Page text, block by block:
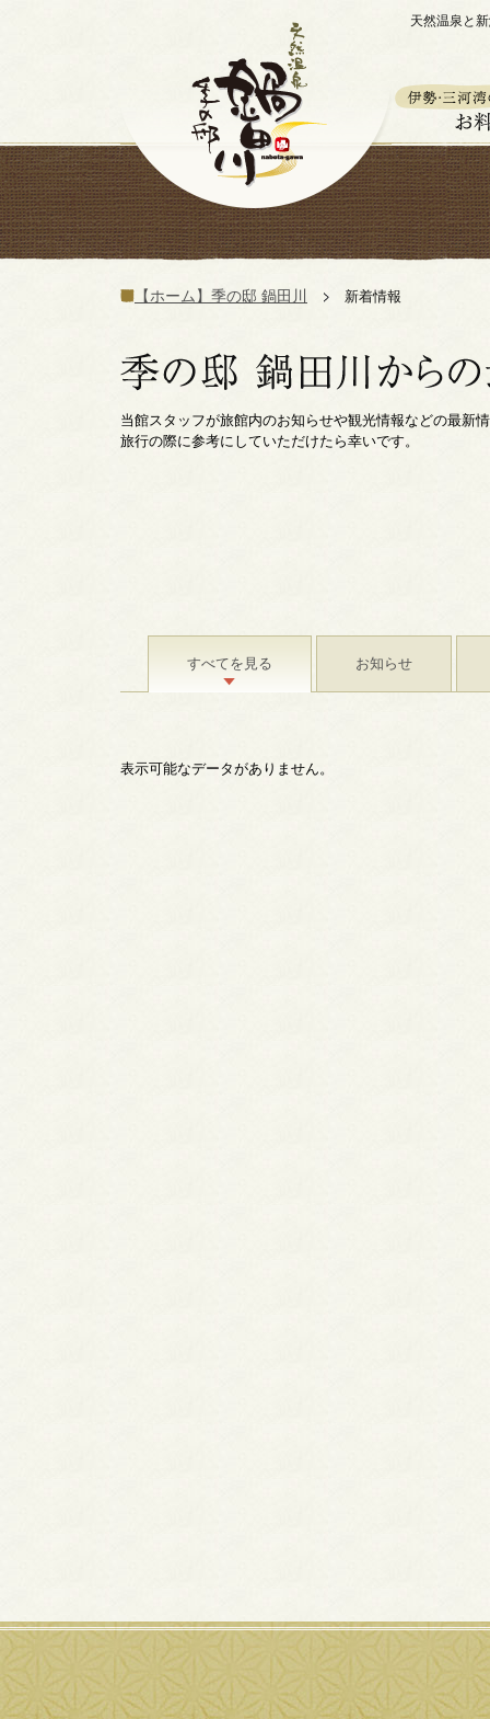
天然温泉と
【ホーム】季の邸 鍋田川 新着情報
当館スタッフが旅館内のお知らせや観光情報などの最新
旅行の際に参考にしていただけたら幸いです。
すべてを見る お知らせ
表示可能なデータがありません。